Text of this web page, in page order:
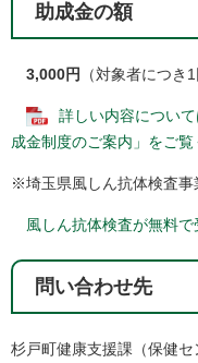
助成金の額
3,000円 （対象者につき1
詳しい内容につい
成金制度のご案内」​をご
※埼玉県風しん抗体検査事
風しん抗体検査が無料で
問い合わせ先
杉戸町健康支援課（保健セ